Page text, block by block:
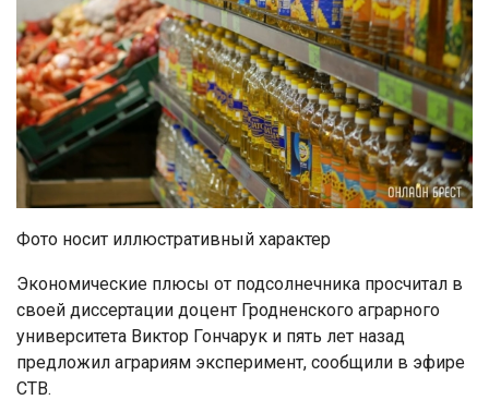
Фото носит иллюстративный характер
Экономические плюсы от подсолнечника просчитал в
своей диссертации доцент Гродненского аграрного
университета Виктор Гончарук и пять лет назад
предложил аграриям эксперимент, сообщили в эфире
СТВ.